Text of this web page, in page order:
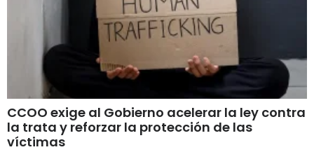
CCOO exige al Gobierno acelerar la ley contra
la trata y reforzar la protección de las
víctimas